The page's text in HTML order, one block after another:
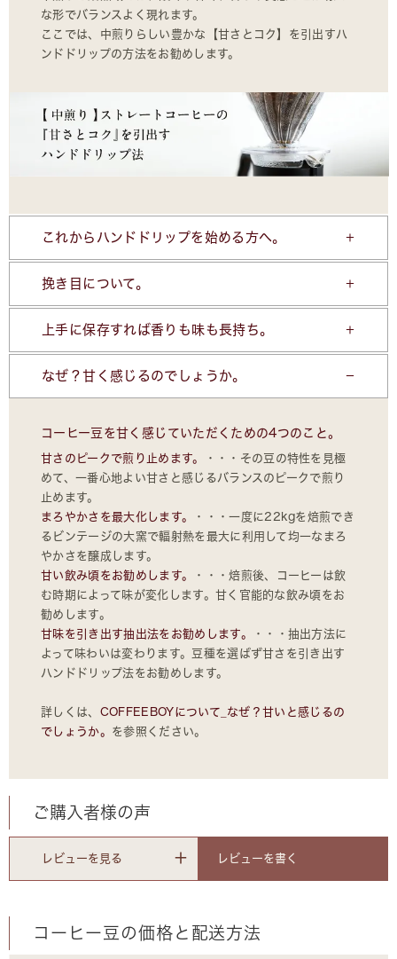
な形でバランスよく現れます。
ここでは、中煎りらしい豊かな【甘さとコク】を引出すハ
ンドドリップの方法をお勧めします。
これからハンドドリップを始める方へ。
挽き目について。
上手に保存すれば香りも味も長持ち。
なぜ？甘く感じるのでしょうか。
コーヒー豆を甘く感じていただくための4つのこと。
甘さのピークで煎り止めます。
・・・その豆の特性を見極
めて、一番心地よい甘さと感じるバランスのピークで煎り
止めます。
まろやかさを最大化します。
・・・一度に22kgを焙煎でき
るビンテージの大窯で輻射熱を最大に利用して均一なまろ
やかさを醸成します。
甘い飲み頃をお勧めします。
・・・焙煎後、コーヒーは飲
む時期によって味が変化します。甘く官能的な飲み頃をお
勧めします。
甘味を引き出す抽出法をお勧めします。
・・・抽出方法に
よって味わいは変わります。豆種を選ばず甘さを引き出す
ハンドドリップ法をお勧めします。
詳しくは、 COFFEEBOYについて_なぜ？甘いと感じるの
でしょうか。 を参照ください。
ご購入者様の声
レビューを見る レビューを書く
コーヒー豆の価格と配送方法